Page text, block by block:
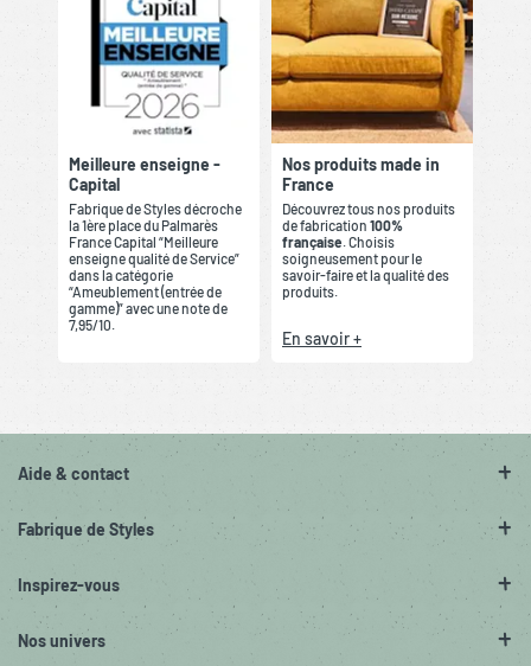
Meilleure enseigne -
Capital
Fabrique de Styles décroche
la 1ère place du Palmarès
France Capital “Meilleure
enseigne qualité de Service”
dans la catégorie
“Ameublement (entrée de
gamme)” avec une note de
7,95/10.
Nos produits made in
France
Découvrez tous nos produits
de fabrication 100%
française . Choisis
soigneusement pour le
savoir-faire et la qualité des
produits.
En savoir +
Aide & contact
Fabrique de Styles
Inspirez-vous
Nos univers